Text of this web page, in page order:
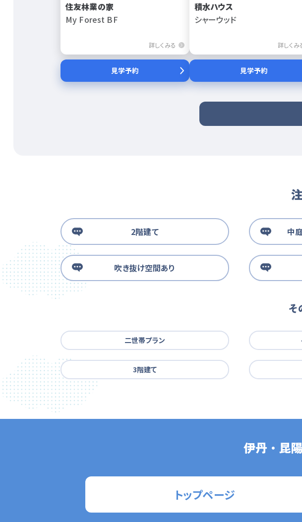
住友林業の家
My Forest BF
詳しくみる
見学予約
積水ハウス
シャーウッド
詳しくみ
見学予約
2階建て 中
吹き抜け空間あり
そ
二世帯プラン
3階建て
伊丹・昆
トップページ